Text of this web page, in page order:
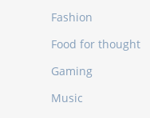
Fashion
Food for thought
Gaming
Music